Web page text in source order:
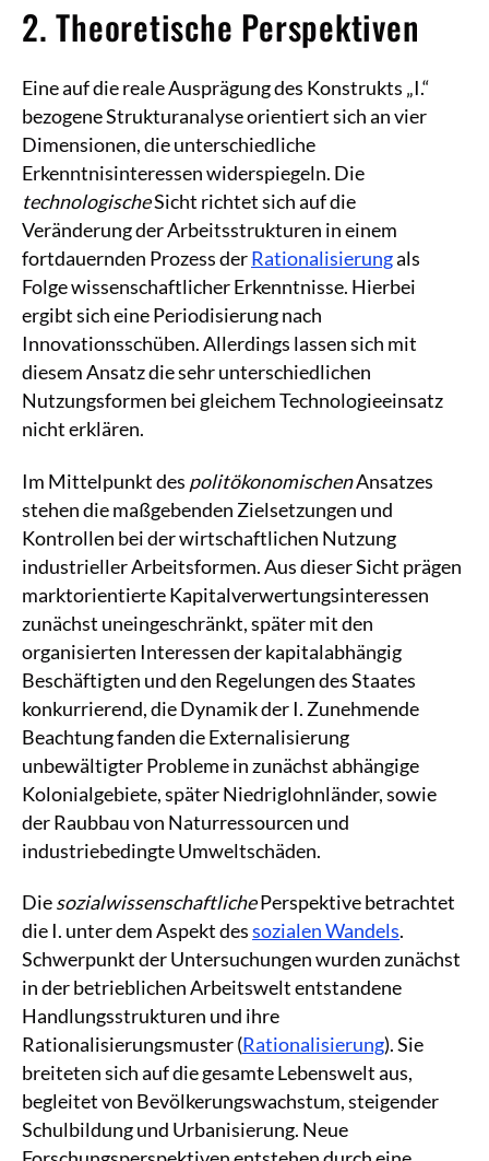
2. Theoretische Perspektiven
Eine auf die reale Ausprägung des Konstrukts „I.“
bezogene Strukturanalyse orientiert sich an vier
Dimensionen, die unterschiedliche
Erkenntnisinteressen widerspiegeln. Die
technologischeSicht richtet sich auf die
Veränderung der Arbeitsstrukturen in einem
fortdauernden Prozess derRationalisierungals
Folge wissenschaftlicher Erkenntnisse. Hierbei
ergibt sich eine Periodisierung nach
Innovationsschüben. Allerdings lassen sich mit
diesem Ansatz die sehr unterschiedlichen
Nutzungsformen bei gleichem Technologieeinsatz
nicht erklären.
Im Mittelpunkt des politökonomischenAnsatzes
stehen die maßgebenden Zielsetzungen und
Kontrollen bei der wirtschaftlichen Nutzung
industrieller Arbeitsformen. Aus dieser Sicht prägen
marktorientierte Kapitalverwertungsinteressen
zunächst uneingeschränkt, später mit den
organisierten Interessen der kapitalabhängig
Beschäftigten und den Regelungen des Staates
konkurrierend, die Dynamik der I. Zunehmende
Beachtung fanden die Externalisierung
unbewältigter Probleme in zunächst abhängige
Kolonialgebiete, später Niedriglohnländer, sowie
der Raubbau von Naturressourcen und
industriebedingte Umweltschäden.
DiesozialwissenschaftlichePerspektive betrachtet
die I. unter dem Aspekt dessozialen Wandels.
Schwerpunkt der Untersuchungen wurden zunächst
in der betrieblichen Arbeitswelt entstandene
Handlungsstrukturen und ihre
Rationalisierungsmuster (Rationalisierung). Sie
breiteten sich auf die gesamte Lebenswelt aus,
begleitet von Bevölkerungswachstum, steigender
Schulbildung und Urbanisierung. Neue